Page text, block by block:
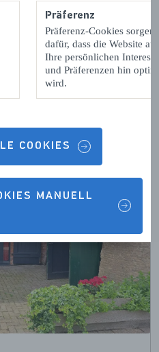
Präferenz
Präferenz-Cookies sorgen
dafür, dass die Website auf
Ihre persönlichen
und Präferenzen hin
wird.
COOKIES
MANUELL